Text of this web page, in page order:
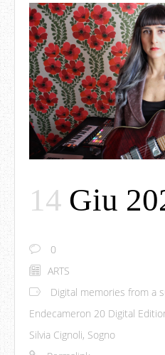
14 Giu
0
ARTS
Digital memories from a
Endecameron 20 Digital
Silvia Cignoli, Sogno